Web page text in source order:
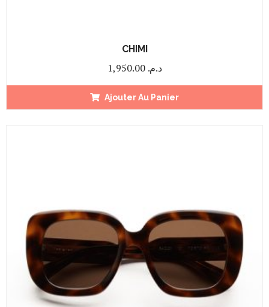
CHIMI
د.م. 1,950.00
Ajouter Au Panier